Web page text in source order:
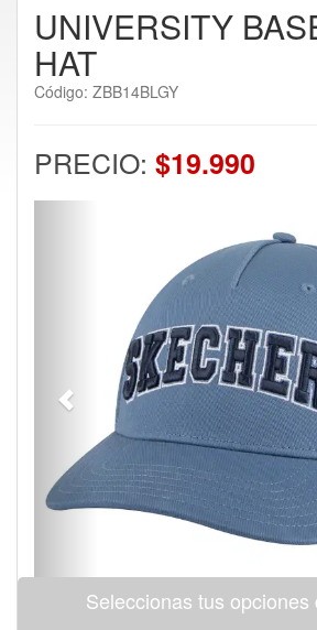
UNIVERSITY
HAT
Código: ZBB14BLGY
PRECIO: $19.990
Seleccionas tus opciones